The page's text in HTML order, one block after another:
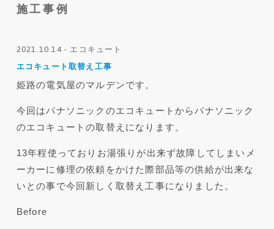
2021.10.14 - エコキュート
エコキュート取替え工事
姫路の電気屋のマルデンです。
今回はパナソニックのエコキュートからパナソニック
のエコキュートの取替えになります。
13年程使っておりお湯張りが出来ず故障してしまいメ
ーカーに修理の依頼をかけた際部品等の供給が出来な
いとの事で今回新しく取替え工事になりました。
Before
施工事例